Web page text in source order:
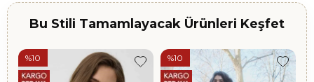
Bu Stili Tamamlayacak Ürünleri Keşfet
%10 %10